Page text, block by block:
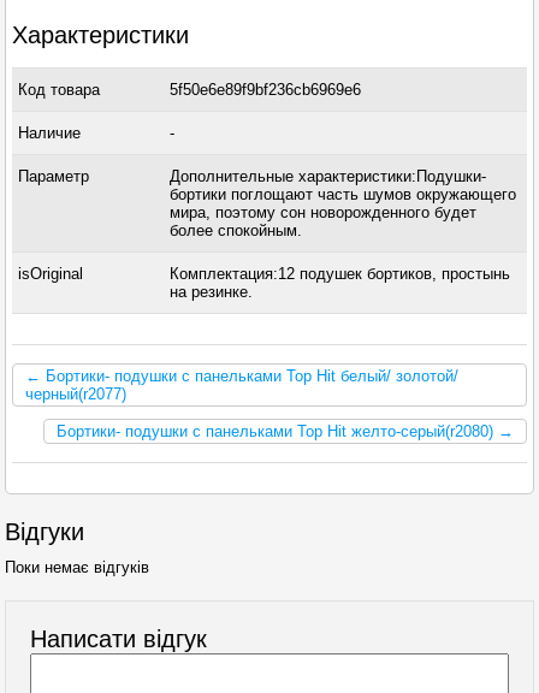
Характеристики
Код товара 5f50e6e89f9bf236cb6969e6
Наличие -
Параметр
Дополнительные характеристики:Подушки-
бортики поглощают часть шумов окружающего
мира, поэтому сон новорожденного будет
более спокойным.
isOriginal
Комплектация:12 подушек бортиков, простынь
на резинке.
← Бортики- подушки с панельками Top Hit белый/ золотой/
черный(r2077)
Бортики- подушки с панельками Top Hit желто-серый(r2080) →
Відгуки
Поки немає відгуків
Написати відгук